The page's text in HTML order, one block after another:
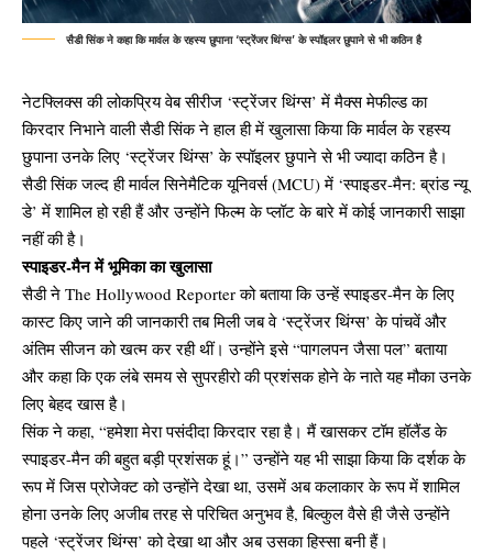
सैडी सिंक ने कहा कि मार्वल के रहस्य छुपाना ‘स्ट्रेंजर थिंग्स’ के स्पॉइलर छुपाने से भी कठिन है
नेटफ्लिक्स की लोकप्रिय वेब सीरीज ‘स्ट्रेंजर थिंग्स’ में मैक्स मेफील्ड का
किरदार निभाने वाली सैडी सिंक ने हाल ही में खुलासा किया कि मार्वल के रहस्य
छुपाना उनके लिए ‘स्ट्रेंजर थिंग्स’ के स्पॉइलर छुपाने से भी ज्यादा कठिन है।
सैडी सिंक जल्द ही मार्वल सिनेमैटिक यूनिवर्स (MCU) में ‘स्पाइडर-मैन: ब्रांड न्यू
डे’ में शामिल हो रही हैं और उन्होंने फिल्म के प्लॉट के बारे में कोई जानकारी साझा
नहीं की है।
स्पाइडर-मैन में भूमिका का खुलासा
सैडी ने The Hollywood Reporter को बताया कि उन्हें स्पाइडर-मैन के लिए
कास्ट किए जाने की जानकारी तब मिली जब वे ‘स्ट्रेंजर थिंग्स’ के पांचवें और
अंतिम सीजन को खत्म कर रही थीं। उन्होंने इसे “पागलपन जैसा पल” बताया
और कहा कि एक लंबे समय से सुपरहीरो की प्रशंसक होने के नाते यह मौका उनके
लिए बेहद खास है।
सिंक ने कहा, “हमेशा मेरा पसंदीदा किरदार रहा है। मैं खासकर टॉम हॉलैंड के
स्पाइडर-मैन की बहुत बड़ी प्रशंसक हूं।” उन्होंने यह भी साझा किया कि दर्शक के
रूप में जिस प्रोजेक्ट को उन्होंने देखा था, उसमें अब कलाकार के रूप में शामिल
होना उनके लिए अजीब तरह से परिचित अनुभव है, बिल्कुल वैसे ही जैसे उन्होंने
पहले ‘स्ट्रेंजर थिंग्स’ को देखा था और अब उसका हिस्सा बनी हैं।